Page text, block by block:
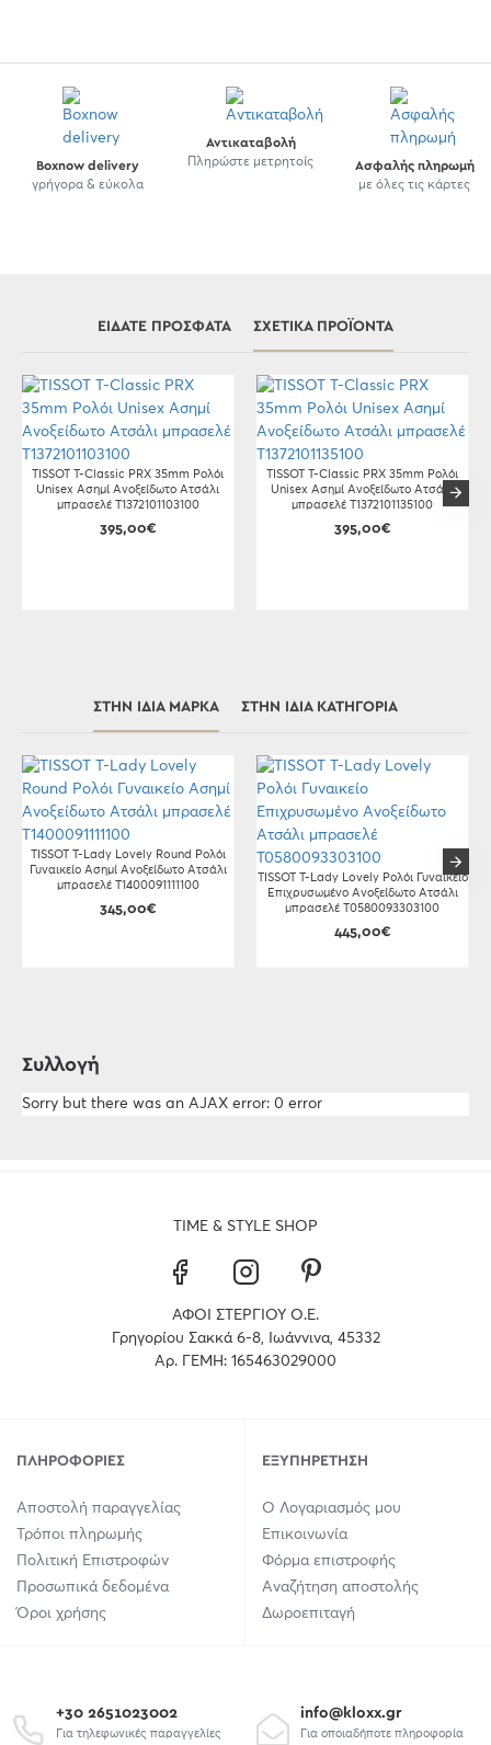
Boxnow delivery
γρήγορα & εύκολα
Αντικαταβολή
Πληρώστε μετρητοίς
Ασφαλής πληρωμή
με όλες τις κάρτες
ΕΊΔΑΤΕ ΠΡΌΣΦΑΤΑ ΣΧΕΤΙΚΆ ΠΡΟΪΌΝΤΑ
TISSOT T-Classic PRX 35mm Ρολόι
Unisex Ασημί Ανοξείδωτο Ατσάλι
μπρασελέ T1372101103100
395,00€
TISSOT T-Classic PRX 35mm Ρολόι
Unisex Ασημί Ανοξείδωτο Ατσάλι
μπρασελέ T1372101135100
395,00€
ΣΤΗΝ ΊΔΙΑ ΜΆΡΚΑ ΣΤΗΝ ΊΔΙΑ ΚΑΤΗΓΟΡΊΑ
TISSOT T-Lady Lovely Round Ρολόι
Γυναικείο Ασημί Ανοξείδωτο Ατσάλι
μπρασελέ T1400091111100
345,00€
TISSOT T-Lady Lovely Ρολόι Γυναικείο
Επιχρυσωμένο Ανοξείδωτο Ατσάλι
μπρασελέ T0580093303100
445,00€
Συλλογή
Sorry but there was an AJAX error: 0 error
TIME & STYLE SHOP
ΑΦΟΙ ΣΤΕΡΓΙΟΥ Ο.Ε.
Γρηγορίου Σακκά 6-8, Ιωάννινα, 45332
Αρ. ΓΕΜΗ: 165463029000
ΠΛΗΡΟΦΟΡΊΕΣ
Αποστολή παραγγελίας
Τρόποι πληρωμής
Πολιτική Επιστροφών
Προσωπικά δεδομένα
Όροι χρήσης
ΕΞΥΠΗΡΈΤΗΣΗ
Ο Λογαριασμός μου
Επικοινωνία
Φόρμα επιστροφής
Αναζήτηση αποστολής
Δωροεπιταγή
+30 2651023002
Για τηλεφωνικές παραγγελίες
info@kloxx.gr
Για οποιαδήποτε πληροφορία